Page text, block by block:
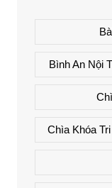
Bình An Nội
Chìa Khóa